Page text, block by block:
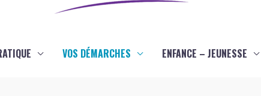
VOS DÉMARCHES ENFANCE – JEUNESSE